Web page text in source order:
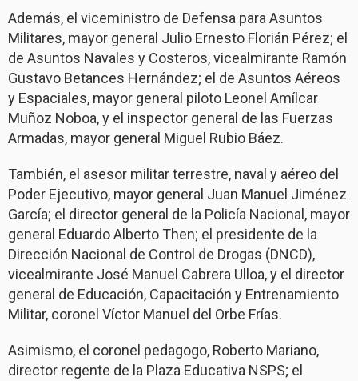
Además, el viceministro de Defensa para Asuntos
Militares, mayor general Julio Ernesto Florián Pérez; el
de Asuntos Navales y Costeros, vicealmirante Ramón
Gustavo Betances Hernández; el de Asuntos Aéreos
y Espaciales, mayor general piloto Leonel Amílcar
Muñoz Noboa, y el inspector general de las Fuerzas
Armadas, mayor general Miguel Rubio Báez.
También, el asesor militar terrestre, naval y aéreo del
Poder Ejecutivo, mayor general Juan Manuel Jiménez
García; el director general de la Policía Nacional, mayor
general Eduardo Alberto Then; el presidente de la
Dirección Nacional de Control de Drogas (DNCD),
vicealmirante José Manuel Cabrera Ulloa, y el director
general de Educación, Capacitación y Entrenamiento
Militar, coronel Víctor Manuel del Orbe Frías.
Asimismo, el coronel pedagogo, Roberto Mariano,
director regente de la Plaza Educativa NSPS; el